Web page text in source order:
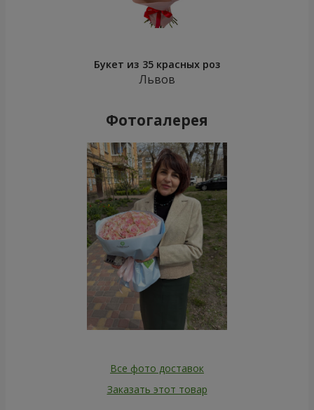
Букет из 35 красных роз
Львов
Фотогалерея
Все фото доставок
Заказать этот товар